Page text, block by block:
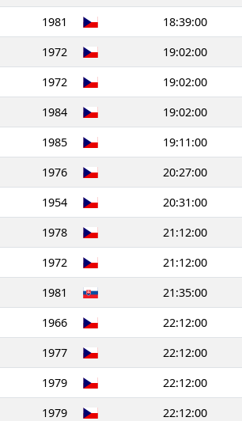
1981 18:39:00
1972 19:02:00
1972 19:02:00
1984 19:02:00
1985 19:11:00
1976 20:27:00
1954 20:31:00
1978 21:12:00
1972 21:12:00
1981 21:35:00
1966 22:12:00
1977 22:12:00
1979 22:12:00
1979 22:12:00